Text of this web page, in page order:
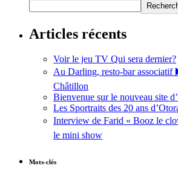
Articles récents
Voir le jeu TV Qui sera dernier?
Au Darling, resto-bar associatif
Châtillon
Bienvenue sur le nouveau site
Les Sportraits des 20 ans
Interview de Farid « Booz le
le mini show
Mots-clés